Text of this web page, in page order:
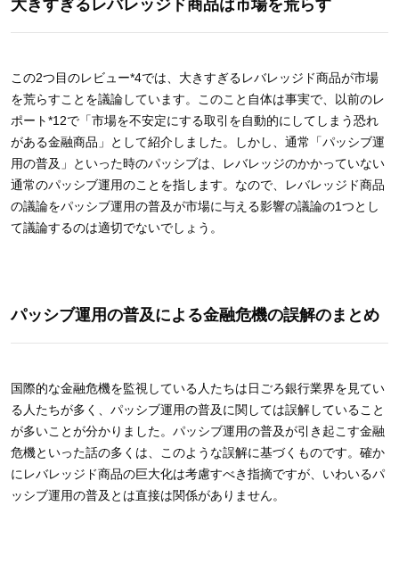
大きすぎるレバレッジド商品は市場を荒らす
この2つ目のレビュー*4では、大きすぎるレバレッジド商品が市場
を荒らすことを議論しています。このこと自体は事実で、以前のレ
ポート*12で「市場を不安定にする取引を自動的にしてしまう恐れ
がある金融商品」として紹介しました。しかし、通常「パッシブ運
用の普及」といった時のパッシブは、レバレッジのかかっていない
通常のパッシブ運用のことを指します。なので、レバレッジド商品
の議論をパッシブ運用の普及が市場に与える影響の議論の1つとし
て議論するのは適切でないでしょう。
パッシブ運用の普及による金融危機の誤解のまとめ
国際的な金融危機を監視している人たちは日ごろ銀行業界を見てい
る人たちが多く、パッシブ運用の普及に関しては誤解していること
が多いことが分かりました。パッシブ運用の普及が引き起こす金融
危機といった話の多くは、このような誤解に基づくものです。確か
にレバレッジド商品の巨大化は考慮すべき指摘ですが、いわいるパ
ッシブ運用の普及とは直接は関係がありません。